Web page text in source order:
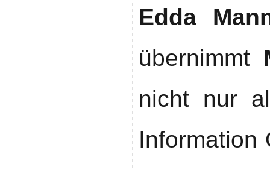
Edda
übernimmt
nicht nur
Information